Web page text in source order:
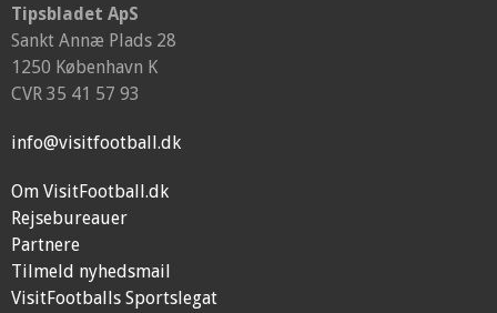
Tipsbladet ApS
Sankt Annæ Plads 28
1250 København K
CVR 35 41 57 93
info@visitfootball.dk
Om VisitFootball.dk
Rejsebureauer
Partnere
Tilmeld nyhedsmail
VisitFootballs Sportslegat